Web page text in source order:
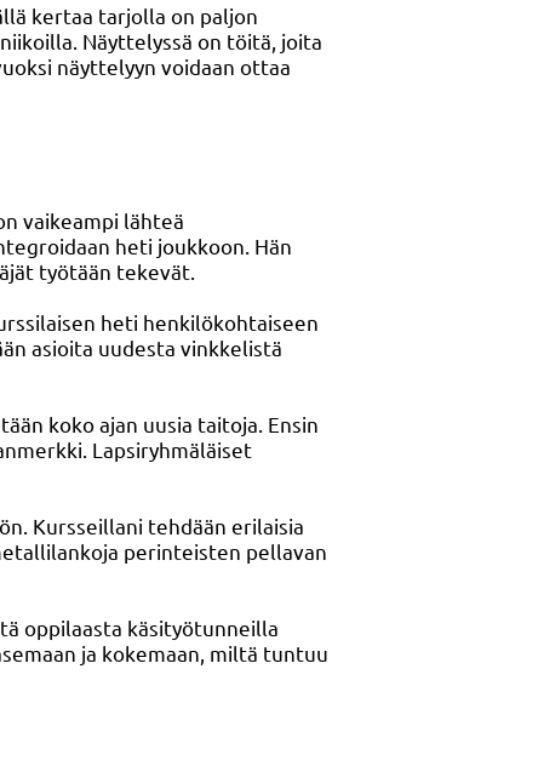
kertaa tarjolla on paljon
Näyttelyssä on töitä, joita
näyttelyyn voidaan ottaa
vaikeampi lähteä
heti joukkoon. Hän
työtään tekevät.
heti henkilökohtaiseen
asioita uudesta vinkkelistä
koko ajan uusia taitoja. Ensin
Lapsiryhmäläiset
Kursseillani tehdään erilaisia
perinteisten pellavan
oppilaasta käsityötunneilla
ja kokemaan, miltä tuntuu